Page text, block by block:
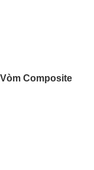
Composite